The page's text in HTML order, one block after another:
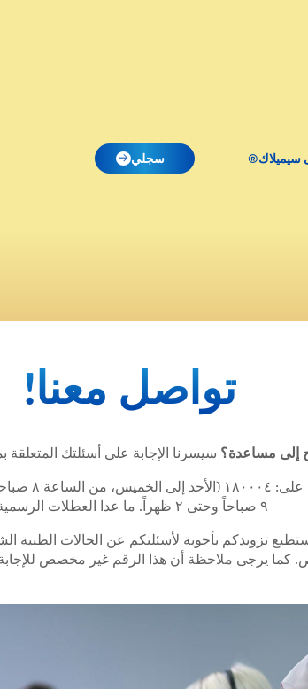
سيميلاك® سجلي
تواصل معنا!
إلى مساعدة؟ سيسرنا الإجابة على أسئلتك المتعلقة
٩ صباحاً وحتى ٢ ظهراً. ما عدا العطلات الرسمية)
تزويدكم بأجوبة لأسئلتكم عن الحالات الطبية
كما يرجى ملاحظة أن هذا الرقم غير مخصص